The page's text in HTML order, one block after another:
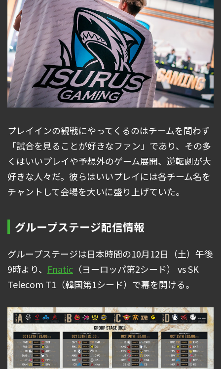
プレイインの観戦にやってくるのはチームを問わず
「試合を見ることが好きなファン」であり、その多
くはいいプレイや予想外のゲーム展開、逆転劇が大
好きな人々だ。彼らはいいプレイには各チーム名を
チャントして会場を大いに盛り上げていた。
グループステージ配信情報
グループステージは日本時間の10月12日（土）午後
9時より、 Fnatic （ヨーロッパ第2シード） vs SK
Telecom T1（韓国第1シード）で幕を開ける。